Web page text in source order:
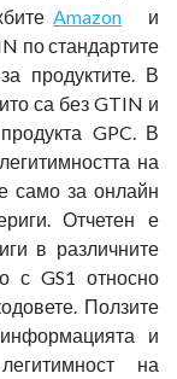
Amazon и
по стандартите
продуктите. В
са без GTIN и
GPC. В
на
само за онлайн
Отчетен е
в различните
с GS1 относно
Ползите
и
на